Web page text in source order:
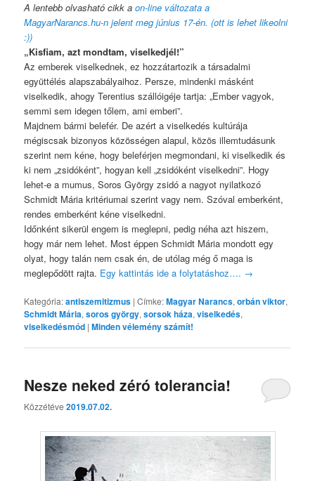
A lentebb olvasható cikk aon-line változata a
MagyarNarancs.hu-n jelent meg június 17-én. (ott is lehet likeolni
:))
„Kisfiam, azt mondtam, viselkedjél!”
Az emberek viselkednek, ez hozzátartozik a társadalmi
együttélés alapszabályaihoz. Persze, mindenki másként
viselkedik, ahogy Terentius szállóigéje tartja: „Ember vagyok,
semmi sem idegen tőlem, ami emberi”.
Majdnem bármi belefér. De azért a viselkedés kultúrája
mégiscsak bizonyos közösségen alapul, közös illemtudásunk
szerint nem kéne, hogy beleférjen megmondani, ki viselkedik és
ki nem „zsidóként”, hogyan kell „zsidóként viselkedni”. Hogy
lehet-e a mumus, Soros György zsidó a nagyot nyilatkozó
Schmidt Mária kritériumai szerint vagy nem. Szóval emberként,
rendes emberként kéne viselkedni.
Időnként sikerül engem is meglepni, pedig néha azt hiszem,
hogy már nem lehet. Most éppen Schmidt Mária mondott egy
olyat, hogy talán nem csak én, de utólag még ő maga is
meglepődött rajta. Egy kattintás ide a folytatáshoz…. →
Kategória:antiszemitizmus |Címke:Magyar Narancs,orbán viktor,
Schmidt Mária,soros györgy,sorsok háza,viselkedés,
viselkedésmód |Minden vélemény számít!
Nesze neked zéró tolerancia!
Közzétéve2019.07.02.